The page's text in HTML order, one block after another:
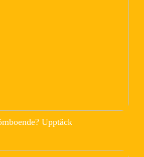
Upptäck